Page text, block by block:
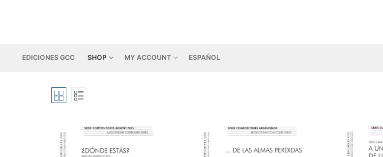
EDICIONES GCC SHOP MY ACCOUNT ESPAÑOL